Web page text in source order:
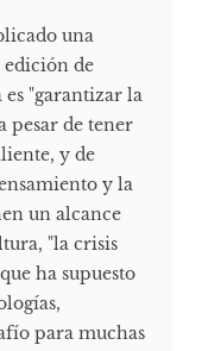
una
edición de
es "garantizar la
pesar de tener
y de
y la
un alcance
"la crisis
ha supuesto
para muchas